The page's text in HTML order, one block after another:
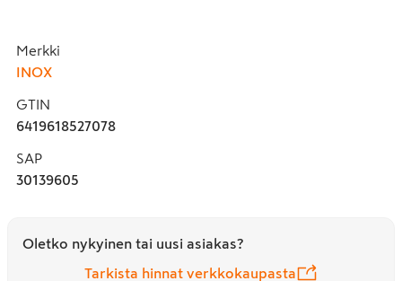
Merkki
INOX
GTIN
6419618527078
SAP
30139605
Oletko nykyinen tai uusi asiakas?
Tarkista hinnat verkkokaupasta